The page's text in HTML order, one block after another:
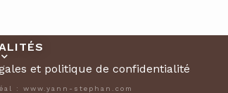
et politique de confidentialité
: www.yann-stephan.com